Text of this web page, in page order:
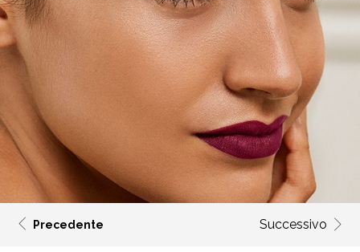
Precedente Successivo